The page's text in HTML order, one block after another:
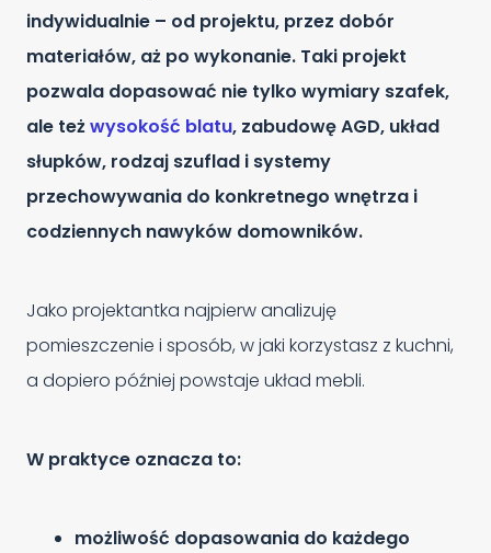
indywidualnie – od projektu, przez dobór
materiałów, aż po wykonanie. Taki projekt
pozwala dopasować nie tylko wymiary szafek,
ale teżwysokość blatu, zabudowę AGD, układ
słupków, rodzaj szuflad i systemy
przechowywania do konkretnego wnętrza i
codziennych nawyków domowników.
Jako projektantka najpierw analizuję
pomieszczenie i sposób, w jaki korzystasz z kuchni,
a dopiero później powstaje układ mebli.
W praktyce oznacza to:
możliwość dopasowania do każdego